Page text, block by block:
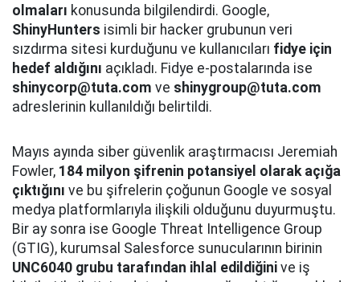
olmaları konusunda bilgilendirdi. Google,
ShinyHunters isimli bir hacker grubunun veri
sızdırma sitesi kurduğunu ve kullanıcıları fidye için
hedef aldığını açıkladı. Fidye e-postalarında ise
shinycorp@tuta.com ve shinygroup@tuta.com
adreslerinin kullanıldığı belirtildi.
Mayıs ayında siber güvenlik araştırmacısı Jeremiah
Fowler, 184 milyon şifrenin potansiyel olarak açığa
çıktığını ve bu şifrelerin çoğunun Google ve sosyal
medya platformlarıyla ilişkili olduğunu duyurmuştu.
Bir ay sonra ise Google Threat Intelligence Group
(GTIG), kurumsal Salesforce sunucularının birinin
UNC6040 grubu tarafından ihlal edildiğini ve iş